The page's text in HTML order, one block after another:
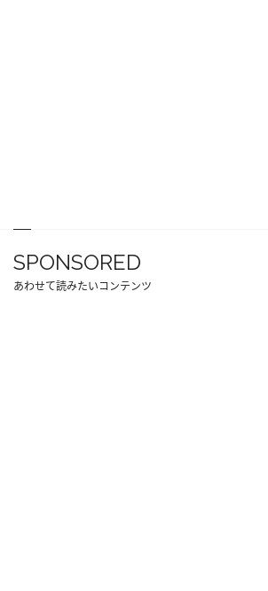
SPONSORED
あわせて読みたいコンテンツ